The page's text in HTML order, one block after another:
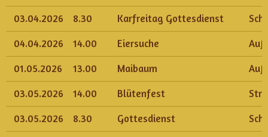
03.04.2026 8.30 Karfreitag Gottesdienst
04.04.2026 14.00 Eiersuche
01.05.2026 13.00 Maibaum
03.05.2026 14.00 Blütenfest
03.05.2026 8.30 Gottesdienst